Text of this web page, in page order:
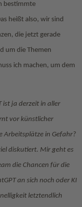
bestimmte
heißt also, wir sind
die jetzt gerade
um die Themen
ich machen, um dem
ist ja derzeit in aller
vor künstlicher
Arbeitsplätze in Gefahr?
diskutiert. Mir geht es
die Chancen für die
an sich noch oder KI
letztendlich